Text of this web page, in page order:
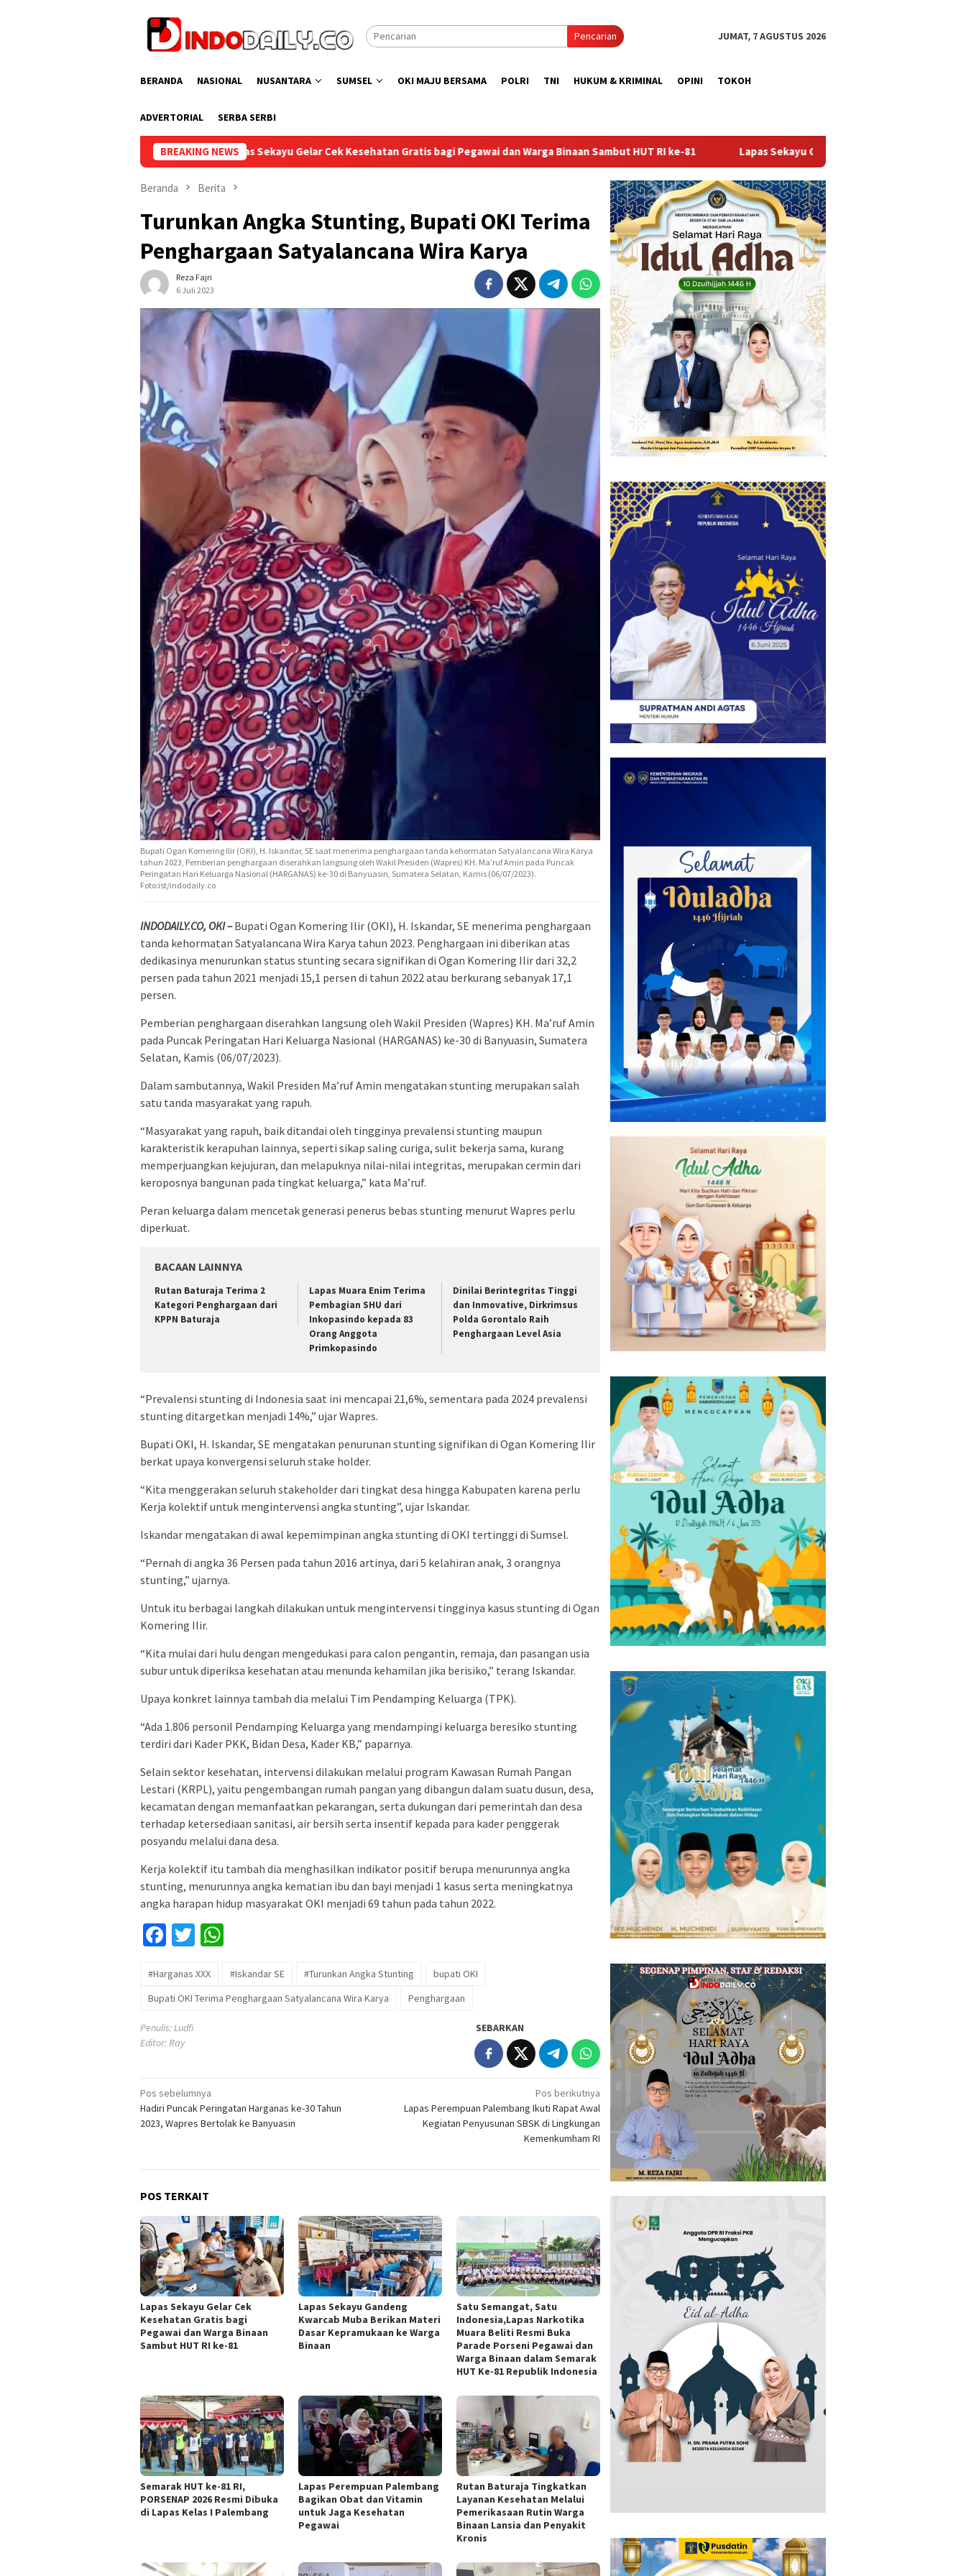
Pencarian JUMAT, 7 AGUSTUS 2026
BERANDA NASIONAL NUSANTARA SUMSEL OKI MAJU BERSAMA POLRI TNI HUKUM & KRIMINAL OPINI TOKOH
ADVERTORIAL SERBA SERBI
BREAKING NEWS
Lapas Sekayu Gelar Cek Kesehatan Gratis bagi Pegawai dan Warga Binaan Sambut HUT RI ke-81 Lapas Sekayu Gandeng Kwarcab Muba Berikan Materi Dasar Kepramukaan ke
Beranda Berita
Turunkan Angka Stunting, Bupati OKI Terima
Penghargaan Satyalancana Wira Karya
Reza Fajri
6 Juli 2023
Bupati Ogan Komering Ilir (OKI), H. Iskandar, SE saat menerima penghargaan tanda kehormatan Satyalancana Wira Karya
tahun 2023, Pemberian penghargaan diserahkan langsung oleh Wakil Presiden (Wapres) KH. Ma’ruf Amin pada Puncak
Peringatan Hari Keluarga Nasional (HARGANAS) ke-30 di Banyuasin, Sumatera Selatan, Kamis (06/07/2023).
Foto:ist/indodaily.co
INDODAILY.CO, OKI – Bupati Ogan Komering Ilir (OKI), H. Iskandar, SE menerima penghargaan
tanda kehormatan Satyalancana Wira Karya tahun 2023. Penghargaan ini diberikan atas
dedikasinya menurunkan status stunting secara signifikan di Ogan Komering Ilir dari 32,2
persen pada tahun 2021 menjadi 15,1 persen di tahun 2022 atau berkurang sebanyak 17,1
persen.
Pemberian penghargaan diserahkan langsung oleh Wakil Presiden (Wapres) KH. Ma’ruf Amin
pada Puncak Peringatan Hari Keluarga Nasional (HARGANAS) ke-30 di Banyuasin, Sumatera
Selatan, Kamis (06/07/2023).
Dalam sambutannya, Wakil Presiden Ma’ruf Amin mengatakan stunting merupakan salah
satu tanda masyarakat yang rapuh.
“Masyarakat yang rapuh, baik ditandai oleh tingginya prevalensi stunting maupun
karakteristik kerapuhan lainnya, seperti sikap saling curiga, sulit bekerja sama, kurang
memperjuangkan kejujuran, dan melapuknya nilai-nilai integritas, merupakan cermin dari
keroposnya bangunan pada tingkat keluarga,” kata Ma’ruf.
Peran keluarga dalam mencetak generasi penerus bebas stunting menurut Wapres perlu
diperkuat.
BACAAN LAINNYA
Rutan Baturaja Terima 2
Kategori Penghargaan dari
KPPN Baturaja
Lapas Muara Enim Terima
Pembagian SHU dari
Inkopasindo kepada 83
Orang Anggota
Primkopasindo
Dinilai Berintegritas Tinggi
dan Inmovative, Dirkrimsus
Polda Gorontalo Raih
Penghargaan Level Asia
“Prevalensi stunting di Indonesia saat ini mencapai 21,6%, sementara pada 2024 prevalensi
stunting ditargetkan menjadi 14%,” ujar Wapres.
Bupati OKI, H. Iskandar, SE mengatakan penurunan stunting signifikan di Ogan Komering Ilir
berkat upaya konvergensi seluruh stake holder.
“Kita menggerakan seluruh stakeholder dari tingkat desa hingga Kabupaten karena perlu
Kerja kolektif untuk mengintervensi angka stunting”, ujar Iskandar.
Iskandar mengatakan di awal kepemimpinan angka stunting di OKI tertinggi di Sumsel.
“Pernah di angka 36 Persen pada tahun 2016 artinya, dari 5 kelahiran anak, 3 orangnya
stunting,” ujarnya.
Untuk itu berbagai langkah dilakukan untuk mengintervensi tingginya kasus stunting di Ogan
Komering Ilir.
“Kita mulai dari hulu dengan mengedukasi para calon pengantin, remaja, dan pasangan usia
subur untuk diperiksa kesehatan atau menunda kehamilan jika berisiko,” terang Iskandar.
Upaya konkret lainnya tambah dia melalui Tim Pendamping Keluarga (TPK).
“Ada 1.806 personil Pendamping Keluarga yang mendampingi keluarga beresiko stunting
terdiri dari Kader PKK, Bidan Desa, Kader KB,” paparnya.
Selain sektor kesehatan, intervensi dilakukan melalui program Kawasan Rumah Pangan
Lestari (KRPL), yaitu pengembangan rumah pangan yang dibangun dalam suatu dusun, desa,
kecamatan dengan memanfaatkan pekarangan, serta dukungan dari pemerintah dan desa
terhadap ketersediaan sanitasi, air bersih serta insentif kepada para kader penggerak
posyandu melalui dana desa.
Kerja kolektif itu tambah dia menghasilkan indikator positif berupa menurunnya angka
stunting, menurunnya angka kematian ibu dan bayi menjadi 1 kasus serta meningkatnya
angka harapan hidup masyarakat OKI menjadi 69 tahun pada tahun 2022.
Facebook
Twitter
#Harganas XXX #Iskandar SE #Turunkan Angka Stunting
bupati OKI
Bupati OKI Terima Penghargaan Satyalancana Wira Karya
Penghargaan
Penulis: Ludfi
Editor: Ray
SEBARKAN
Navigasi
pos
Pos sebelumnya
Hadiri Puncak Peringatan Harganas ke-30 Tahun
2023, Wapres Bertolak ke Banyuasin
Pos berikutnya
Lapas Perempuan Palembang Ikuti Rapat Awal
Kegiatan Penyusunan SBSK di Lingkungan
Kemenkumham RI
POS TERKAIT
Lapas Sekayu Gelar Cek
Kesehatan Gratis bagi
Pegawai dan Warga Binaan
Sambut HUT RI ke-81
Lapas Sekayu Gandeng
Kwarcab Muba Berikan Materi
Dasar Kepramukaan ke Warga
Binaan
Satu Semangat, Satu
Indonesia,Lapas Narkotika
Muara Beliti Resmi Buka
Parade Porseni Pegawai dan
Warga Binaan dalam Semarak
HUT Ke-81 Republik Indonesia
Semarak HUT ke-81 RI,
PORSENAP 2026 Resmi Dibuka
di Lapas Kelas I Palembang
Lapas Perempuan Palembang
Bagikan Obat dan Vitamin
untuk Jaga Kesehatan
Pegawai
Rutan Baturaja Tingkatkan
Layanan Kesehatan Melalui
Pemerikasaan Rutin Warga
Binaan Lansia dan Penyakit
Kronis